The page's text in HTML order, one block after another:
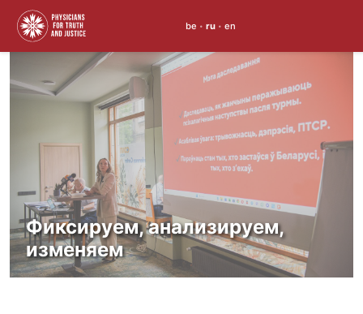
to
content
be • ru • en
Фиксируем, анализируем,
изменяем